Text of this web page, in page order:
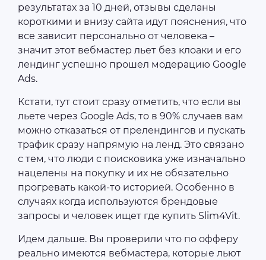
результатах за 10 дней, отзывы сделаны
короткими и внизу сайта идут пояснения, что
все зависит персонально от человека –
значит этот вебмастер льет без клоаки и его
лендинг успешно прошел модерацию Google
Ads.
Кстати, тут стоит сразу отметить, что если вы
льете через Google Ads, то в 90% случаев вам
можно отказаться от прелендингов и пускать
трафик сразу напрямую на ленд. Это связано
с тем, что люди с поисковика уже изначально
нацелены на покупку и их не обязательно
прогревать какой-то историей. Особенно в
случаях когда используются брендовые
запросы и человек ищет где купить Slim4Vit.
Идем дальше. Вы проверили что по офферу
реально имеются вебмастера, которые льют